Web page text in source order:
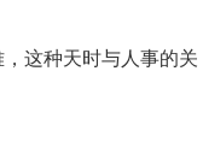
这种天时与人事的关